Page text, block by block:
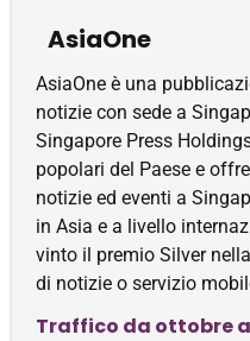
AsiaOne
AsiaOne è una
notizie con sede a
Singapore Press
popolari del Paese e
notizie ed eventi a
in Asia e a livello
vinto il premio Silver
di notizie o servizio
Traffico da ottobre